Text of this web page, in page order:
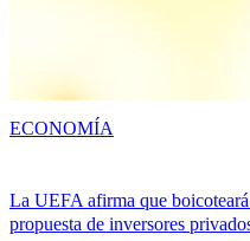
La UEFA afirma que
propuesta de inversores
ECONOMÍA